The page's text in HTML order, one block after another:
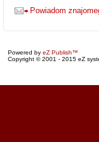
Powiadom
Powered by eZ Publish™
Copyright © 2001 - 2015 eZ